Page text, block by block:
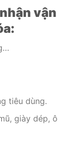
vận
tiêu dùng.
giày dép, ô